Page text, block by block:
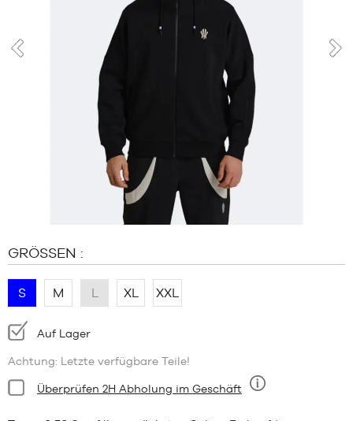
Blog
GRÖSSEN :
S M L XL XXL
Verfügbarkeit:
Auf Lager
Achtung: Letzte verfügbare Teile!
Bedingung:
Neun
Überprüfen 2H Abholung im Geschäft